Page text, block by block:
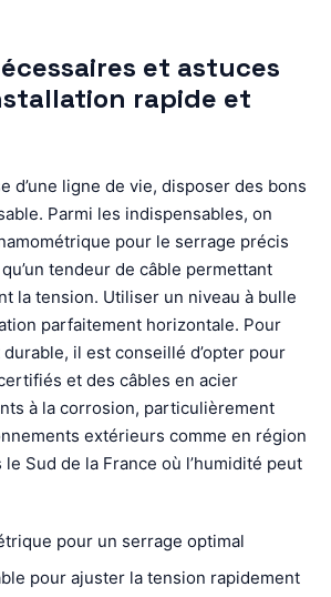
et astuces
rapide et
d’une ligne de vie, disposer des bons
Parmi les indispensables, on
pour le serrage précis
tendeur de câble permettant
la tension. Utiliser un niveau à bulle
parfaitement horizontale. Pour
il est conseillé d’opter pour
et des câbles en acier
à la corrosion, particulièrement
extérieurs comme en région
Sud de la France où l’humidité peut
pour un serrage optimal
pour ajuster la tension rapidement